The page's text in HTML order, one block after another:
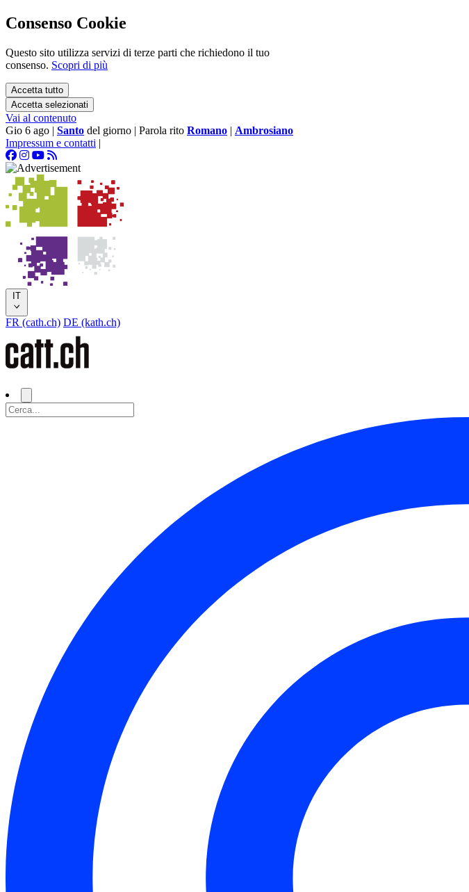
Consenso Cookie
Questo sito utilizza servizi di terze parti che richiedono il tuo
consenso. Scopri di più
Accetta tutto
Accetta selezionati
Vai al contenuto
Gio 6 ago | Santo del giorno | Parola rito Romano | Ambrosiano
Impressum e contatti |
IT
FR (cath.ch) DE (kath.ch)